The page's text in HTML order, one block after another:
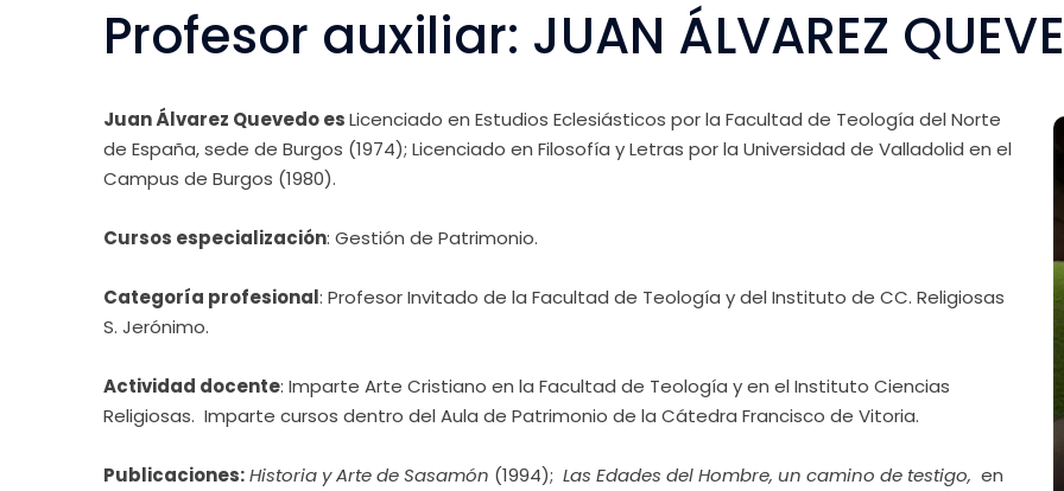
Profesor auxiliar: JUAN ÁLVAREZ
Juan Álvarez Quevedo esLicenciado en Estudios Eclesiásticos por la Facultad de Teología del Norte
de España, sede de Burgos (1974); Licenciado en Filosofía y Letras por la Universidad de Valladolid en el
Campus de Burgos (1980).
Cursos especialización: Gestión de Patrimonio.
Categoría profesional: Profesor Invitado de la Facultad de Teología y del Instituto de CC. Religiosas
S. Jerónimo.
Actividad docente: Imparte Arte Cristiano en la Facultad de Teología y en el Instituto Ciencias
Religiosas. Imparte cursos dentro del Aula de Patrimonio de la Cátedra Francisco de Vitoria.
Publicaciones:Historia y Arte de Sasamón (1994); Las Edades del Hombre, un camino de testigo, en